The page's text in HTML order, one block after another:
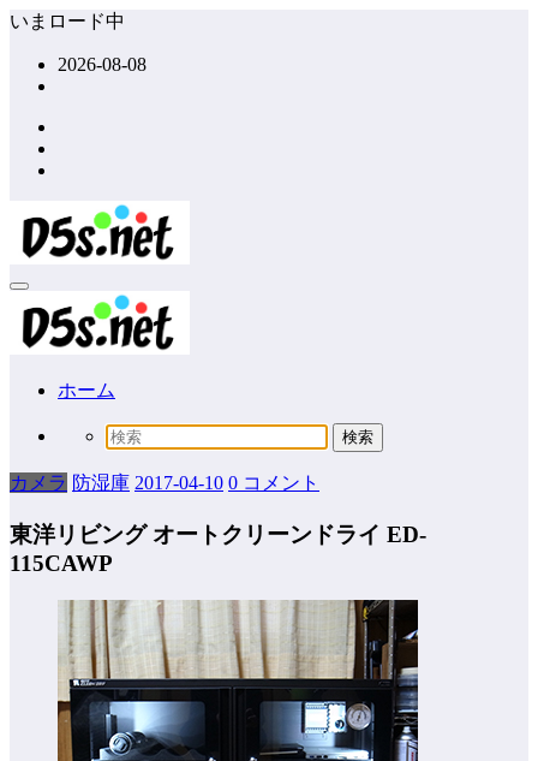
コ
ッ
プ
いまロード中
2026-08-08
ホーム
カメラ 防湿庫 2017-04-10 0 コメント
東洋リビング オートクリーンドライ ED-
115CAWP